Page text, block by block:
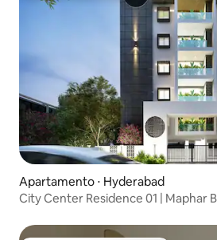
Apartamento ⋅ Hyderabad
City Center Residence 01 | Maphar